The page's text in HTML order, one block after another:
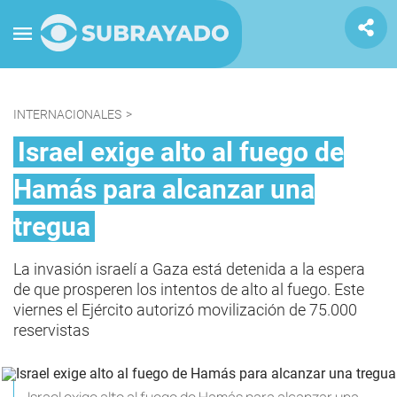
INTERNACIONALES >
Israel exige alto al fuego de
Hamás para alcanzar una
tregua
La invasión israelí a Gaza está detenida a la espera
de que prosperen los intentos de alto al fuego. Este
viernes el Ejército autorizó movilización de 75.000
reservistas